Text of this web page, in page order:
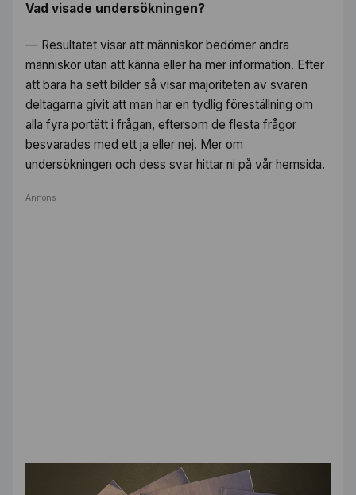
Vad visade undersökningen?
— Resultatet visar att människor bedömer andra
människor utan att känna eller ha mer information. Efter
att bara ha sett bilder så visar majoriteten av svaren
deltagarna givit att man har en tydlig föreställning om
alla fyra portätt i frågan, eftersom de flesta frågor
besvarades med ett ja eller nej. Mer om
undersökningen och dess svar hittar ni på vår hemsida.
Annons